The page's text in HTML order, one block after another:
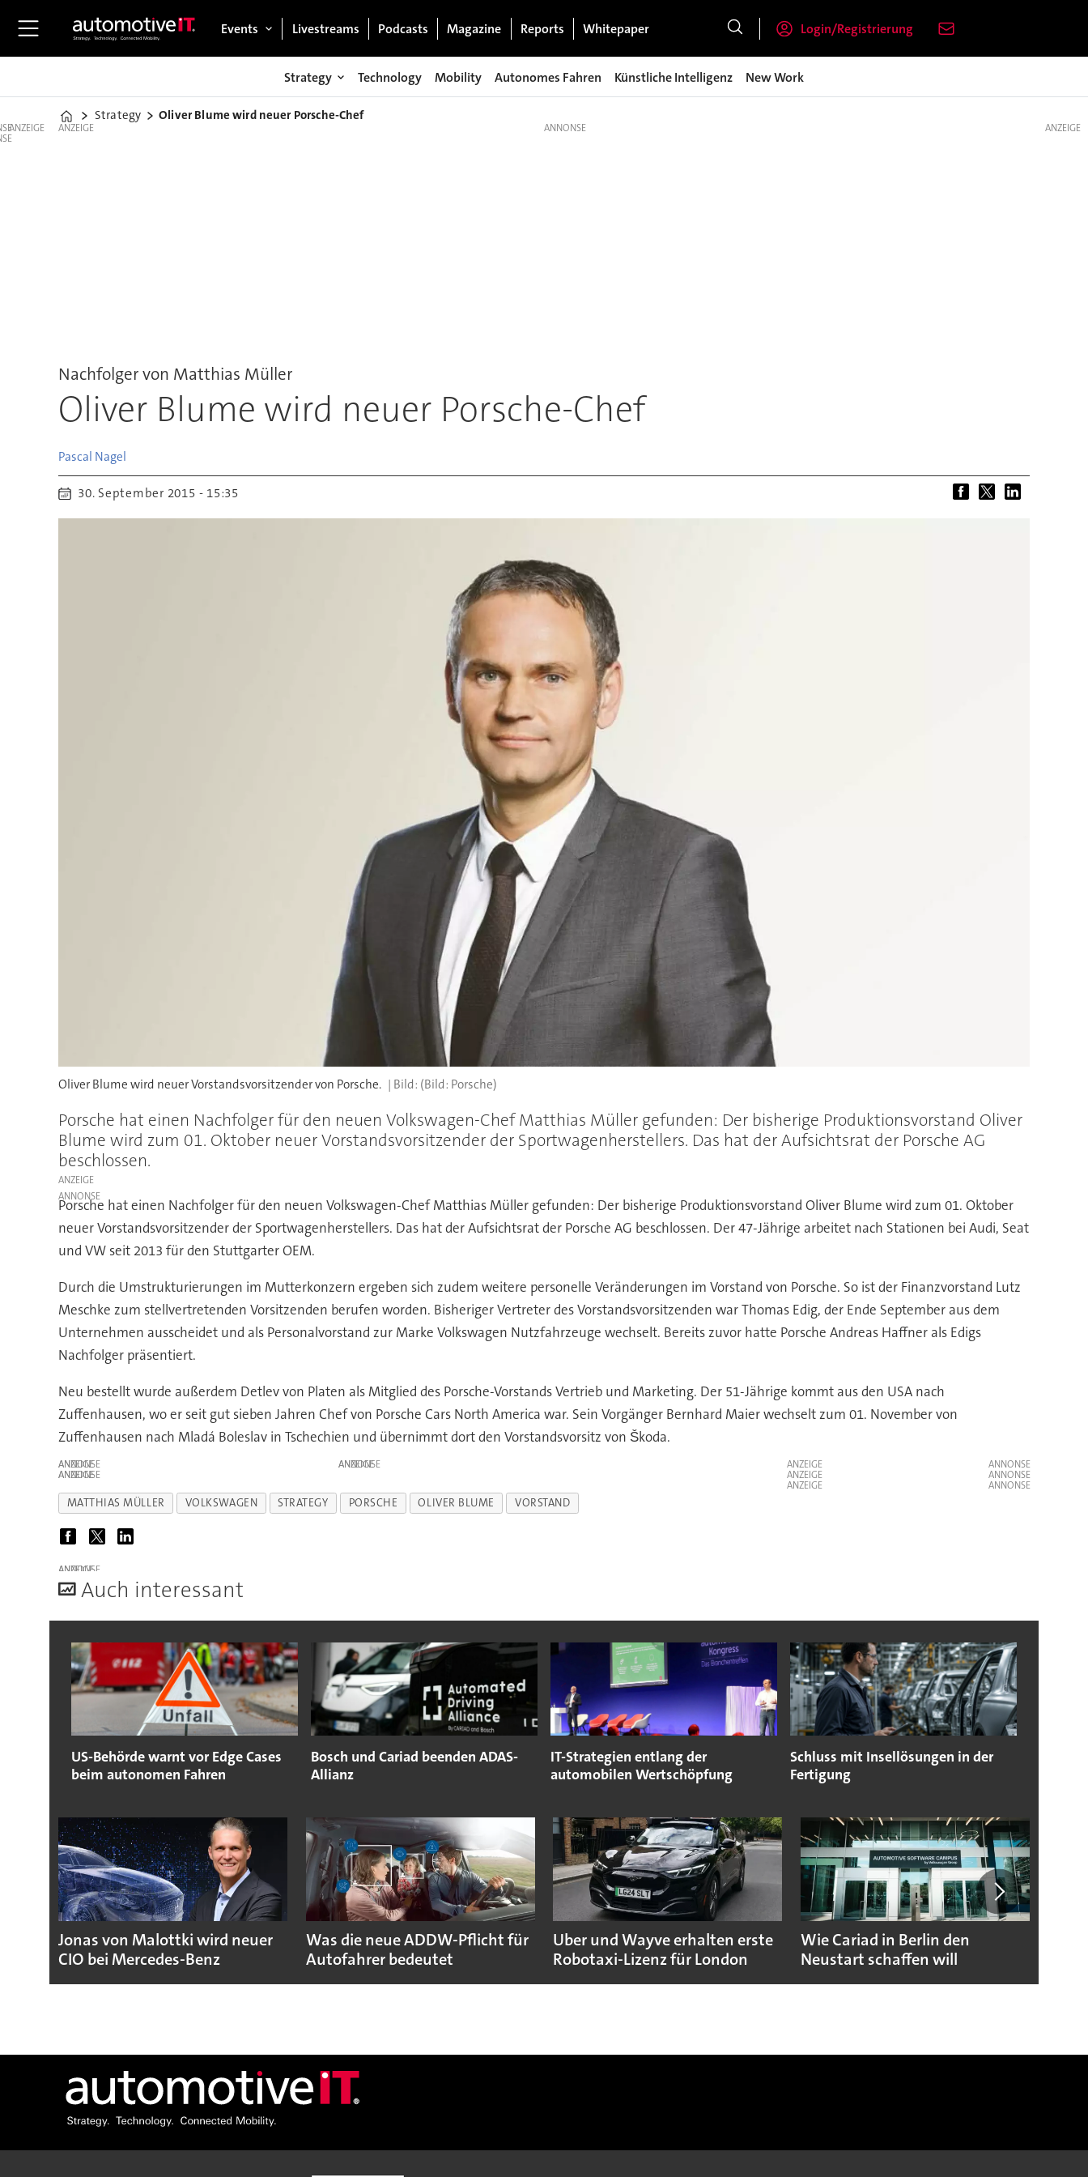
Events Livestreams Podcasts Magazine Reports Whitepaper Login/Registrierung
Strategy Technology Mobility Autonomes Fahren Künstliche Intelligenz New Work
Home
Strategy Oliver Blume wird neuer Porsche-Chef
ANZEIGE ANZEIGE
Nachfolger von Matthias Müller
Oliver Blume wird neuer Porsche-Chef
Pascal Nagel
30. September 2015 - 15:35
Oliver Blume wird neuer Vorstandsvorsitzender von Porsche. (Bild: Porsche)
Porsche hat einen Nachfolger für den neuen Volkswagen-Chef Matthias Müller gefunden: Der bisherige Produktionsvorstand Oliver
Blume wird zum 01. Oktober neuer Vorstandsvorsitzender der Sportwagenherstellers. Das hat der Aufsichtsrat der Porsche AG
beschlossen.
ANZEIGE
Porsche hat einen Nachfolger für den neuen Volkswagen-Chef Matthias Müller gefunden: Der bisherige Produktionsvorstand Oliver Blume wird zum 01. Oktober
neuer Vorstandsvorsitzender der Sportwagenherstellers. Das hat der Aufsichtsrat der Porsche AG beschlossen. Der 47-Jährige arbeitet nach Stationen bei Audi, Seat
und VW seit 2013 für den Stuttgarter OEM.
Durch die Umstrukturierungen im Mutterkonzern ergeben sich zudem weitere personelle Veränderungen im Vorstand von Porsche. So ist der Finanzvorstand Lutz
Meschke zum stellvertretenden Vorsitzenden berufen worden. Bisheriger Vertreter des Vorstandsvorsitzenden war Thomas Edig, der Ende September aus dem
Unternehmen ausscheidet und als Personalvorstand zur Marke Volkswagen Nutzfahrzeuge wechselt. Bereits zuvor hatte Porsche Andreas Haffner als Edigs
Nachfolger präsentiert.
Neu bestellt wurde außerdem Detlev von Platen als Mitglied des Porsche-Vorstands Vertrieb und Marketing. Der 51-Jährige kommt aus den USA nach
Zuffenhausen, wo er seit gut sieben Jahren Chef von Porsche Cars North America war. Sein Vorgänger Bernhard Maier wechselt zum 01. November von
Zuffenhausen nach Mladá Boleslav in Tschechien und übernimmt dort den Vorstandsvorsitz von Škoda.
ANZEIGE ANZEIGE
ANZEIGE
ANZEIGE
ANZEIGE
ANZEIGE
MATTHIAS MÜLLER VOLKSWAGEN STRATEGY PORSCHE OLIVER BLUME VORSTAND
ANZEIGE
Auch interessant
US-Behörde warnt vor Edge Cases
beim autonomen Fahren
Bosch und Cariad beenden ADAS-
Allianz
IT-Strategien entlang der
automobilen Wertschöpfung
Schluss mit Insellösungen in der
Fertigung
Jonas von Malottki wird neuer
CIO bei Mercedes-Benz
Was die neue ADDW-Pflicht für
Autofahrer bedeutet
Uber und Wayve erhalten erste
Robotaxi-Lizenz für London
Wie Cariad in Berlin den
Neustart schaffen will
ANZEIGE